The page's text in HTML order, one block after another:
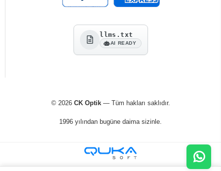
llms.txt
AI READY
© 2026 CK Optik— Tüm hakları saklıdır.
1996 yılından bugüne daima sizinle.